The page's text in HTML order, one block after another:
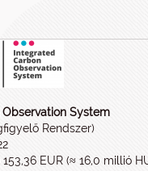
System
Rendszer)
EUR (≈ 16,0 millió